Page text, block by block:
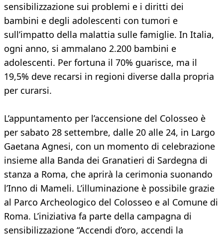
sensibilizzazione sui problemi e i diritti dei
bambini e degli adolescenti con tumori e
sull’impatto della malattia sulle famiglie. In Italia,
ogni anno, si ammalano 2.200 bambini e
adolescenti. Per fortuna il 70% guarisce, ma il
19,5% deve recarsi in regioni diverse dalla propria
per curarsi.
L’appuntamento per l’accensione del Colosseo è
per sabato 28 settembre, dalle 20 alle 24, in Largo
Gaetana Agnesi, con un momento di celebrazione
insieme alla Banda dei Granatieri di Sardegna di
stanza a Roma, che aprirà la cerimonia suonando
l’Inno di Mameli. L’illuminazione è possibile grazie
al Parco Archeologico del Colosseo e al Comune di
Roma. L’iniziativa fa parte della campagna di
sensibilizzazione “Accendi d’oro, accendi la